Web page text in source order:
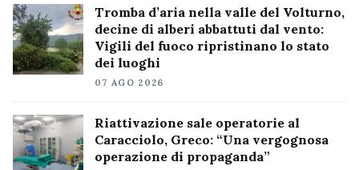
Tromba d’aria nella valle del Volturno,
decine di alberi abbattuti dal vento:
Vigili del fuoco ripristinano lo stato
dei luoghi
07 AGO 2026
Riattivazione sale operatorie al
Caracciolo, Greco: “Una vergognosa
operazione di propaganda”